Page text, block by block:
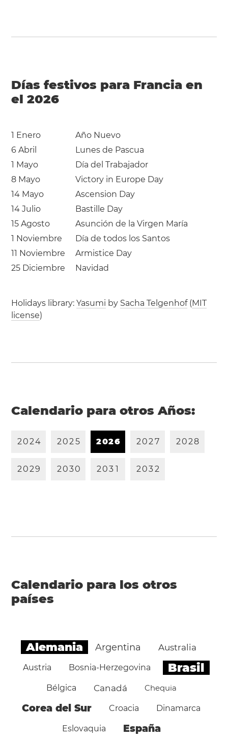
Días festivos para Francia en
el 2026
1 Enero
Año Nuevo
6 Abril
Lunes de Pascua
1 Mayo
Día del Trabajador
8 Mayo
Victory in Europe Day
14 Mayo
Ascension Day
14 Julio
Bastille Day
15 Agosto
Asunción de la Virgen María
1 Noviembre
Día de todos los Santos
11 Noviembre
Armistice Day
25 Diciembre
Navidad
Holidays library:Yasumi by Sacha Telgenhof(MIT
license)
Calendario para otros Años:
2024 2025 2026 2027 2028
2029 2030 203 1 2032
Calendario para los otros
países
Alemania Argentina Australia
Austria Bosnia-Herzegovina Brasil
Bélgica Canadá Chequia
Corea del Sur Croacia Dinamarca
Eslovaquia España